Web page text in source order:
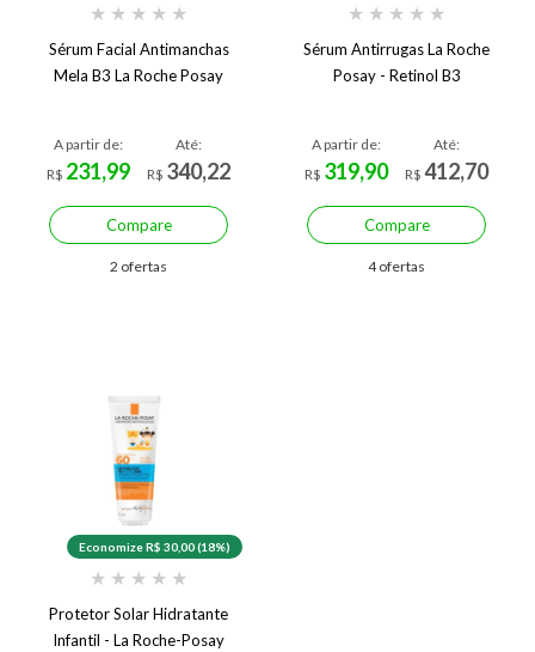
★ ★ ★ ★ ★
Sérum Facial Antimanchas
Mela B3 La Roche Posay
A partir de:
R$ 231,99
Até:
R$ 340,22
Compare
2 ofertas
★ ★ ★ ★ ★
Sérum Antirrugas La Roche
Posay - Retinol B3
A partir de:
R$ 319,90
Até:
R$412,70
Compare
4 ofertas
Economize R$ 30,00 (18%)
★ ★ ★ ★ ★
Protetor Solar Hidratante
Infantil - La Roche-Posay